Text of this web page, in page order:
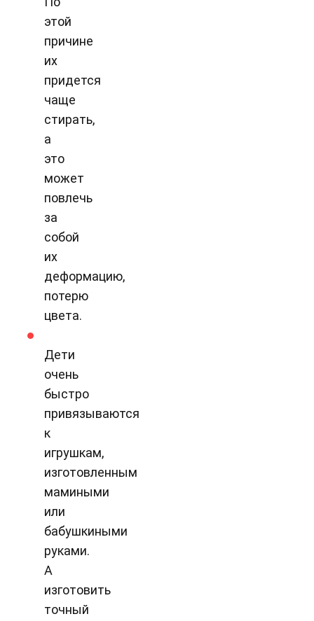
этой
причине
их
придется
чаще
стирать,
а
это
может
повлечь
за
собой
их
деформацию,
потерю
цвета.
Дети
очень
быстро
привязываются
к
игрушкам,
изготовленным
мамиными
или
бабушкиными
руками.
А
изготовить
точный